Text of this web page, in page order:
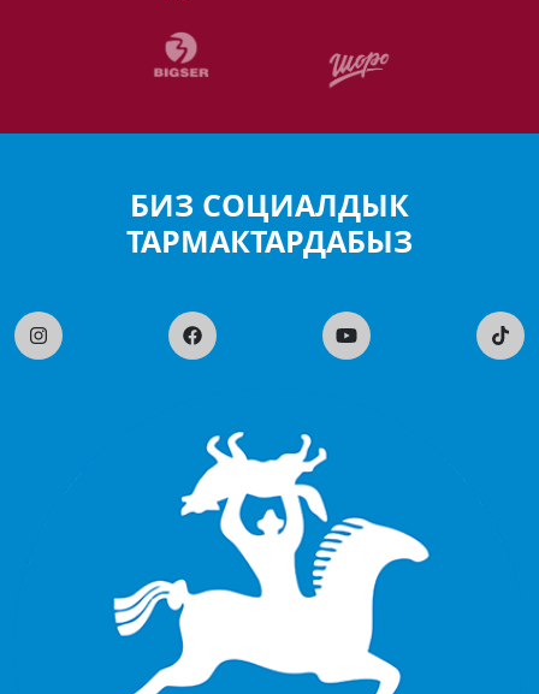
БИЗ СОЦИАЛДЫК
ТАРМАКТАРДАБЫЗ